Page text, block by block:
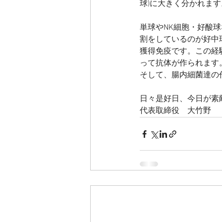
球)に大きく分かれま
単球やNK細胞・好酸
割をしているのが好
獲得免疫です。この
って抗体が作られま
そして、腸内細菌達
日々是好日、今日が
代表取締役　大竹野